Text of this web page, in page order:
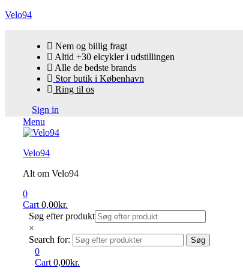
Velo94
Nem og billig fragt
Altid +30 elcykler i udstillingen
Alle de bedste brands
Stor butik i København
Ring til os
Sign in
Menu
Velo94
Alt om Velo94
0
Cart 0,00kr.
Søg efter produkt
×
Search for:
Søg
0
Cart 0,00kr.